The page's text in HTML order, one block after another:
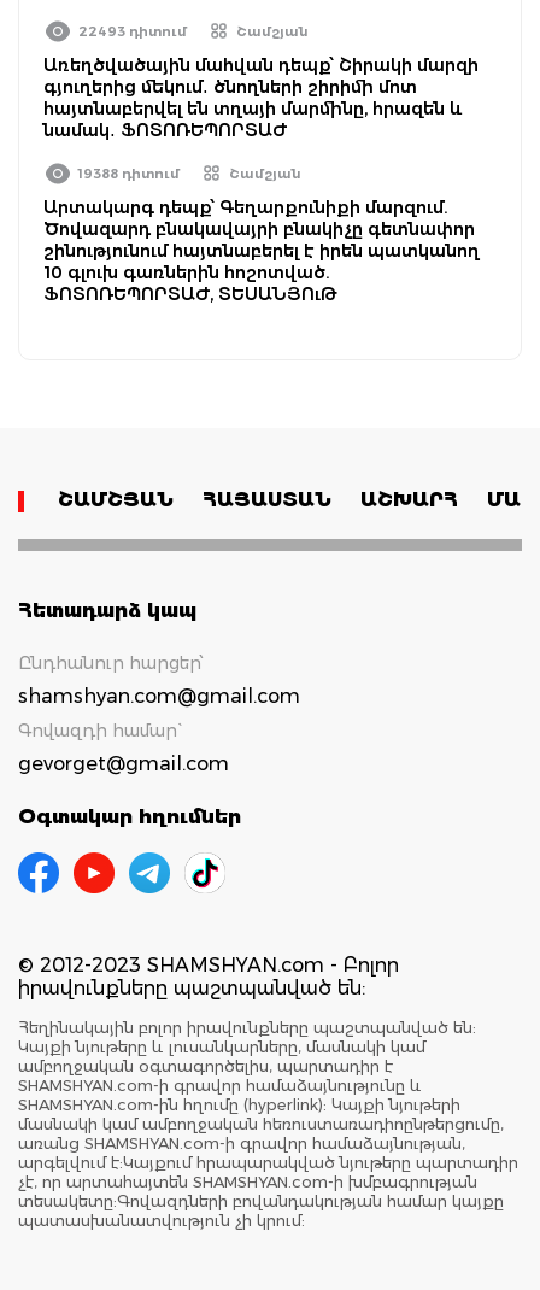
22493 դիտում Շամշյան
Առեղծվածային մահվան դեպք՝ Շիրակի մարզի
գյուղերից մեկում․ ծնողների շիրիմի մոտ
հայտնաբերվել են տղայի մարմինը, հրազեն և
նամակ․ ՖՈՏՈՌԵՊՈՐՏԱԺ
19388 դիտում Շամշյան
Արտակարգ դեպք՝ Գեղարքունիքի մարզում.
Ծովազարդ բնակավայրի բնակիչը գետնափոր
շինությունում հայտնաբերել է իրեն պատկանող
10 գլուխ գառներին հոշոտված.
ՖՈՏՈՌԵՊՈՐՏԱԺ, ՏԵՍԱՆՅՈւԹ
ՇԱՄՇՅԱՆ ՀԱՅԱՍՏԱՆ ԱՇԽԱՐՀ
Հետադարձ կապ
Ընդհանուր հարցեր՝
shamshyan.com@gmail.com
Գովազդի համար`
gevorget@gmail.com
Օգտակար հղումներ
© 2012-2023 SHAMSHYAN.com - Բոլոր
իրավունքները պաշտպանված են:
Հեղինակային բոլոր իրավունքները պաշտպանված են:
Կայքի նյութերը և լուսանկարները, մասնակի կամ
ամբողջական օգտագործելիս, պարտադիր է
SHAMSHYAN.com-ի գրավոր համաձայնությունը և
SHAMSHYAN.com-ին հղումը (hyperlink): Կայքի նյութերի
մասնակի կամ ամբողջական հեռուստառադիոընթերցումը,
առանց SHAMSHYAN.com-ի գրավոր համաձայնության,
արգելվում է:Կայքում հրապարակված նյութերը պարտադիր
չէ, որ արտահայտեն SHAMSHYAN.com-ի խմբագրության
տեսակետը:Գովազդների բովանդակության համար կայքը
պատասխանատվություն չի կրում: